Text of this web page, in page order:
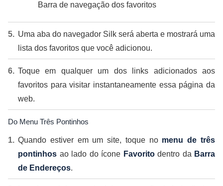
Barra de navegação dos favoritos
Uma aba do navegador Silk será aberta e mostrará uma
lista dos favoritos que você adicionou.
Toque em qualquer um dos links adicionados aos
favoritos para visitar instantaneamente essa página da
web.
Do Menu Três Pontinhos
Quando estiver em um site, toque no menu de três
pontinhos ao lado do ícone Favoritodentro da Barra
de Endereços.